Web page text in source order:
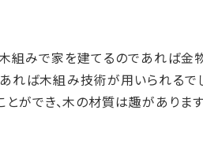
組みで家を建てるのであれば金
れば木組み技術が用いられるで
ができ、木の材質は趣があります